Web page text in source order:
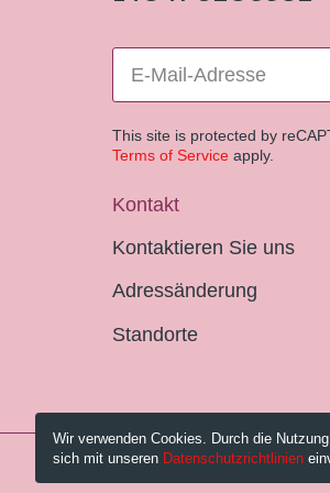
This site is protected by
Terms of Service apply.
Kontakt
Kontaktieren Sie uns
Adressänderung
Standorte
© 2026 Pestalozzi-Bibliothek
Wir verwenden Cookies. Durch die
sich mit unseren Datenschutzrichtlinien